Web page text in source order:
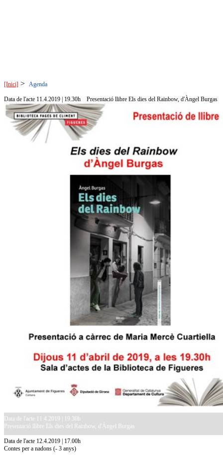
[Inici] > Agenda
Data de l'acte 11.4.2019 | 19.30h Presentació llibre Els dies del Rainbow, d'Àngel Burgas
Data de l'acte 11.4.2019 | 19.30h
Presentació llibre Els dies del Rainbow, d'Àngel Burgas
Data de l'acte 12.4.2019 | 17.00h
Contes per a nadons (- 3 anys)